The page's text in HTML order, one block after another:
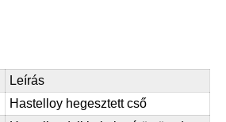
Leírás
Hastelloy hegesztett cső